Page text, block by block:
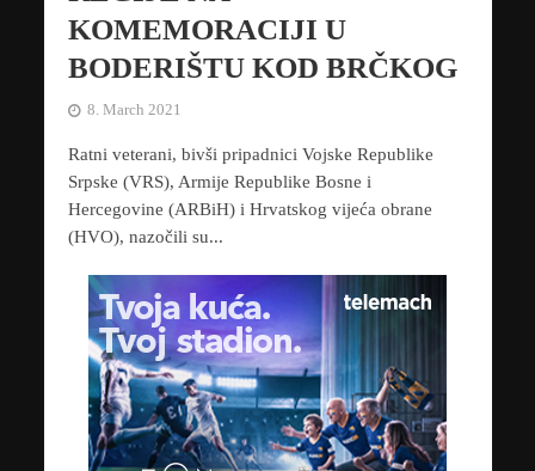
KOMEMORACIJI U
BODERIŠTU KOD BRČKOG
8. March 2021
Ratni veterani, bivši pripadnici Vojske Republike
Srpske (VRS), Armije Republike Bosne i
Hercegovine (ARBiH) i Hrvatskog vijeća obrane
(HVO), nazočili su...